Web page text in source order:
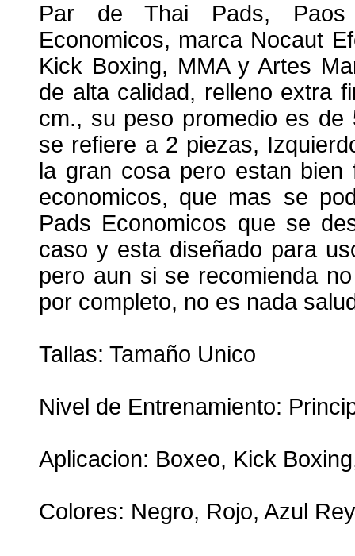
Par de Thai Pads, Paos
Economicos, marca Nocaut
Kick Boxing, MMA y Artes
de alta calidad, relleno extra
cm., su peso promedio es
se refiere a 2 piezas,
la gran cosa pero estan bien
economicos, que mas se
Pads Economicos que se
caso y esta diseñado para
pero aun si se recomienda
por completo, no es nada
Tallas: Tamaño Unico
Nivel de Entrenamiento:
Aplicacion: Boxeo, Kick
Colores: Negro, Rojo, Azul Rey